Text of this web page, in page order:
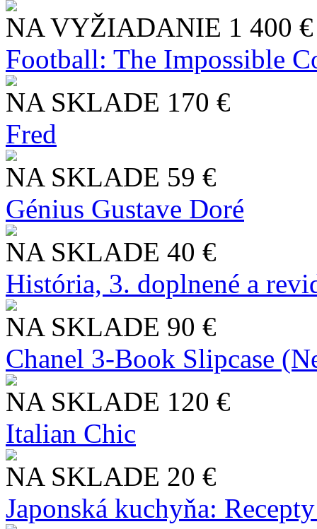
NA VYŽIADANIE 1 400 €
Football: The Impossible
NA SKLADE 170 €
Fred
NA SKLADE 59 €
Génius Gustave Doré
NA SKLADE 40 €
História, 3. doplnené a
NA SKLADE 90 €
Chanel 3-Book Slipcase
NA SKLADE 120 €
Italian Chic
NA SKLADE 20 €
Japonská kuchyňa: